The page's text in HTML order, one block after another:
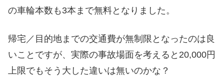
の車輪本数も3本まで無料となりました。
帰宅／目的地までの交通費が無制限となったのは良
いことですが、実際の事故場面を考えると20,000円
上限でもそう大した違いは無いのかな？